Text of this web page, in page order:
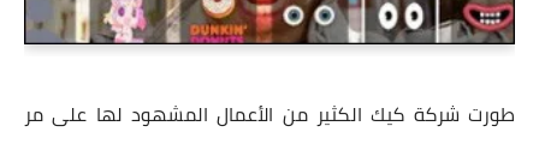
طورت شركة كيك الكثير من الأعمال المشهود لها على مر